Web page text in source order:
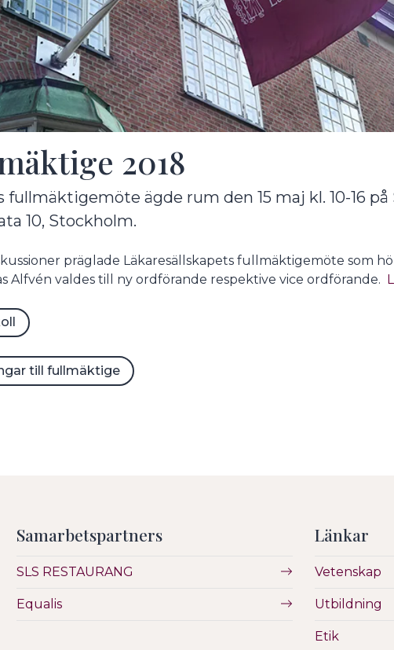
2018
fullmäktigemöte ägde rum den 15 maj kl. 10-16 på
10, Stockholm.
präglade Läkaresällskapets fullmäktigemöte som
Alfvén valdes till ny ordförande respektive vice ordförande.
till fullmäktige
Samarbetspartners
SLS RESTAURANG
Equalis
Länkar
Vetenskap
Utbildning
Etik